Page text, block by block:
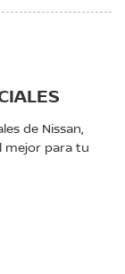
de Nissan,
mejor para tu